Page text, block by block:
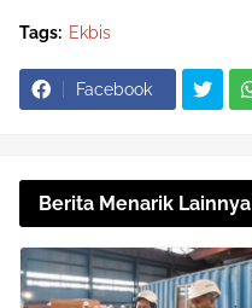
Tags: Ekbis
Facebook
Berita Menarik Lainnya